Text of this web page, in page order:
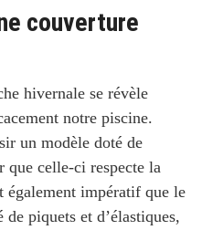
couverture
hivernale se révèle
notre piscine.
un modèle doté de
celle-ci respecte la
également impératif que le
de piquets et d’élastiques,